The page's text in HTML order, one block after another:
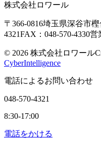
株式会社ロワール
〒366-0816埼玉県深谷市樫
4321FAX：048-570-4330営
© 2026 株式会社ロワール
CyberIntelligence
電話によるお問い合わせ
048-570-4321
8:30-17:00
電話をかける